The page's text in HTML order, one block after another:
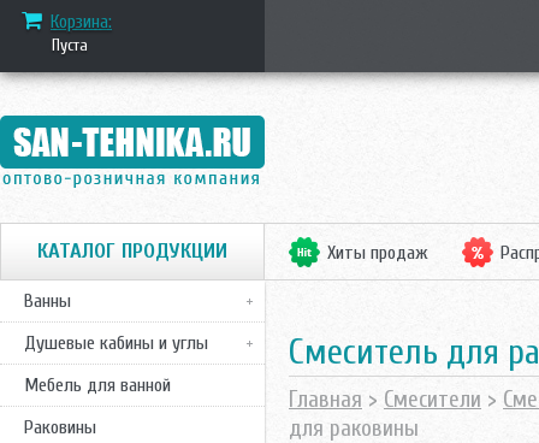
Корзина:
Пуста
КАТАЛОГ ПРОДУКЦИИ
Ванны
Душевые кабины и углы
Мебель для ванной
Раковины
Хиты продаж
Смеситель для
Главная > Смесители >
для раковины